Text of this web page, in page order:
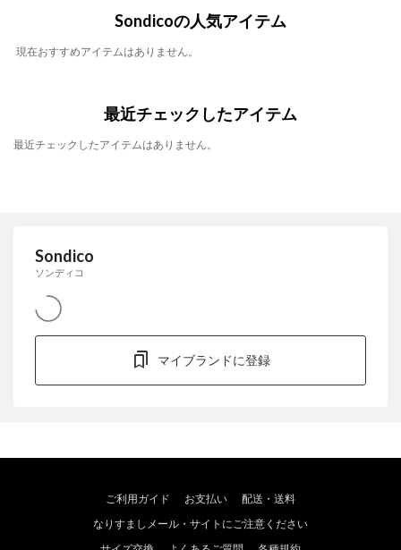
Sondicoの人気アイテム
現在おすすめアイテムはありません。
最近チェックしたアイテム
最近チェックしたアイテムはありません。
Sondico
ソンディコ
マイブランドに登録
ご利用ガイド お支払い
配送・送料
なりすましメール・サイトにご注意ください